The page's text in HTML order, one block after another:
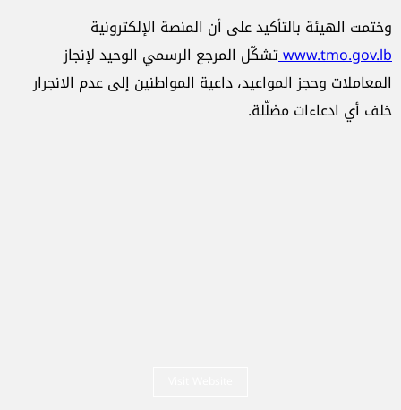
وختمت الهيئة بالتأكيد على أن المنصة الإلكترونية
www.tmo.gov.lbتشكّل المرجع الرسمي الوحيد لإنجاز
المعاملات وحجز المواعيد، داعية المواطنين إلى عدم الانجرار
خلف أي ادعاءات مضلّلة.